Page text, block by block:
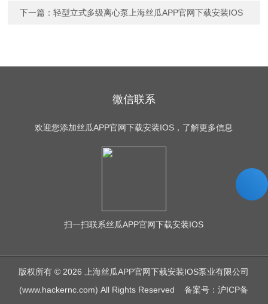
下一篇：轻型立式多级离心泵上海丝瓜APP官网下载安装IOS
微信联系
欢迎您添加丝瓜APP官网下载安装IOS，了解更多信息
扫一扫联系丝瓜APP官网下载安装IOS
版权所有 © 2026 上海丝瓜APP官网下载安装IOS泵业有限公司
(www.hackernc.com) All Rights Reserved备案号：沪ICP备